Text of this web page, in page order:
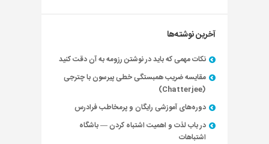
آخرین نوشته‌ها
نکات مهمی که باید در نوشتن رزومه به آن دقت کنید
مقایسه ضریب همبستگی خطی پیرسون با چترجی
(Chatterjee)
دوره‌های آموزشی رایگان و پرمخاطب فرادرس
در باب لذت و اهمیت اشتباه کردن — باشگاه
اشتباهات